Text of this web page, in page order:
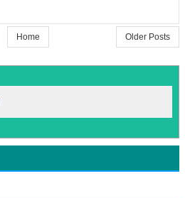
Older Posts
Home